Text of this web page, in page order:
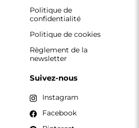
Politique de
confidentialité
Politique de cookies
Règlement de la
newsletter
Suivez-nous
Instagram
Facebook